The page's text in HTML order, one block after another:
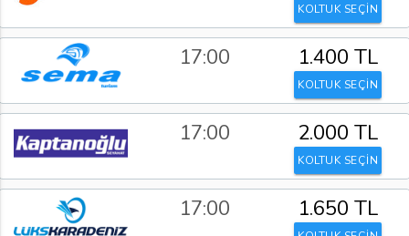
KOLTUK SEÇİN
17:00 1.400 TL
KOLTUK SEÇİN
17:00 2.000 TL
KOLTUK SEÇİN
17:00 1.650 TL